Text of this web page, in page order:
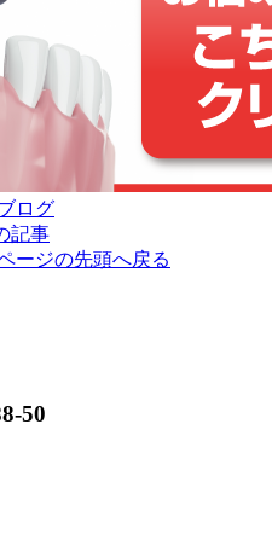
ログ
記事
ージの先頭へ戻る
50